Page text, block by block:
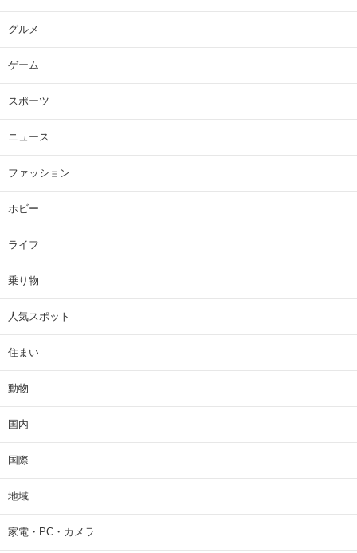
グルメ
ゲーム
スポーツ
ニュース
ファッション
ホビー
ライフ
乗り物
人気スポット
住まい
動物
国内
国際
地域
家電・PC・カメラ